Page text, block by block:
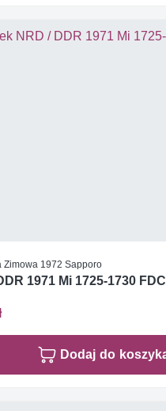
Zimowa 1972 Sapporo
1971 Mi 1725-1730 FDC
Dodaj do